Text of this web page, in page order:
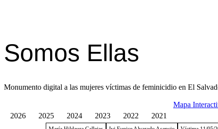
Somos Ellas
Monumento digital a las mujeres víctimas de feminicidio en El
Mapa
2026
2025 2024 2023 2022 2021